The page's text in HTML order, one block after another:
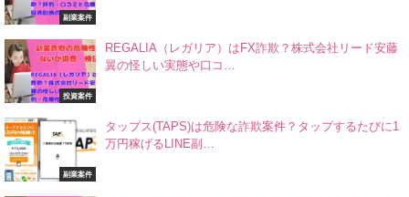
副業案件
投資案件
REGALIA（レガリア）はFX詐欺？株式会社リード安藤
翼の怪しい実態や口コ…
副業案件
タップス(TAPS)は危険な詐欺案件？タップするたびに1
万円稼げるLINE副…